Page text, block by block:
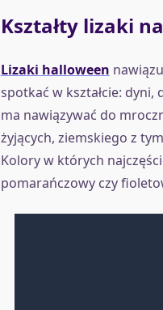
Kształty lizaki
Lizaki halloween
spotkać w kształcie: dyni,
ma nawiązywać do
żyjących, ziemskiego z
Kolory w których
pomarańczowy czy